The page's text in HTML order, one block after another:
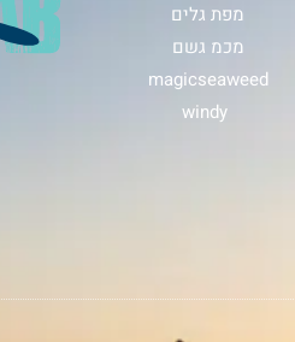
מפת גלים
מכמ גשם
magicseaweed
windy